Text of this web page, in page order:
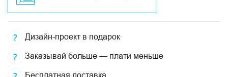
Дизайн-проект в подарок
Заказывай больше — плати меньше
Бесплатная доставка